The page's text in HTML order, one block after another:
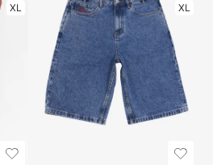
XL
XL